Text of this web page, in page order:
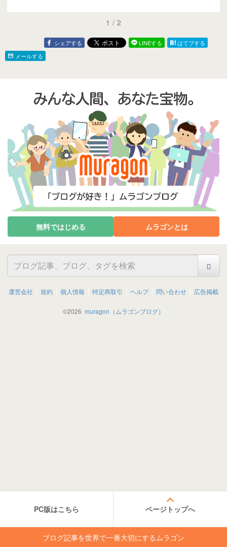
1 / 2
シェアする LINEする
はてブする
メールする
無料ではじめる ムラゴンとは
運営会社 規約 個人情報 特定商取引 ヘルプ 問い合わせ 広告掲載
©2026 muragon（ムラゴンブログ）
PC版はこちら ページトップへ
ブログ記事を世界で一番大切にするムラゴン